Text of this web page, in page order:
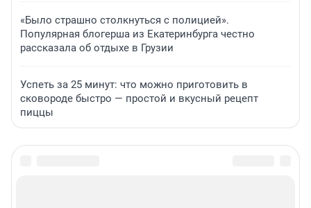
«Было страшно столкнуться с полицией».
Популярная блогерша из Екатеринбурга честно
рассказала об отдыхе в Грузии
Успеть за 25 минут: что можно приготовить в
сковороде быстро — простой и вкусный рецепт
пиццы